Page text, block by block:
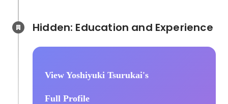
View Yoshiyuki Tsurukai's
Full Profile